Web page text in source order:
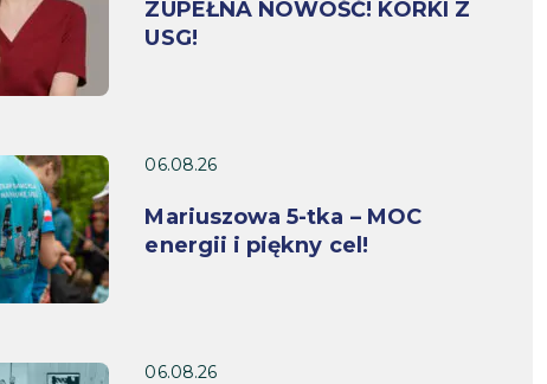
ZUPEŁNA NOWOŚĆ! KORKI Z
USG!
06.08.26
Mariuszowa 5-tka – MOC
energii i piękny cel!
06.08.26